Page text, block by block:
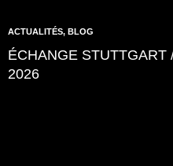
ACTUALITÉS, BLOG
ÉCHANGE
2026